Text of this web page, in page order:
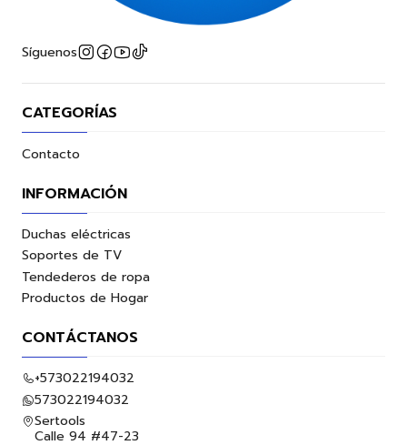
Síguenos
CATEGORÍAS
Contacto
INFORMACIÓN
Duchas eléctricas
Soportes de TV
Tendederos de ropa
Productos de Hogar
CONTÁCTANOS
+573022194032
573022194032
Sertools
Calle 94 #47-23